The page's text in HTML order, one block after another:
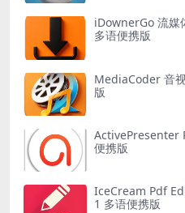
iDownerGo 流媒
多语便携版
MediaCoder 音
版
ActivePresenter
便携版
IceCream Pdf
1 多语便携版